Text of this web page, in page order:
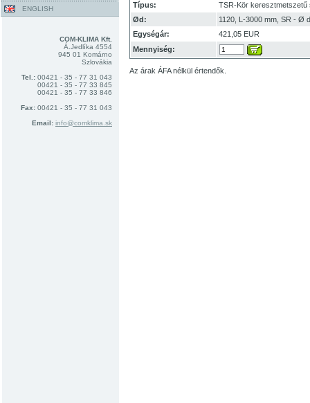
ENGLISH
COM-KLIMA Kft.
Á.Jedlíka 4554
945 01 Komárno
Szlovákia
Tel.: 00421 - 35 - 77 31 043
00421 - 35 - 77 33 845
00421 - 35 - 77 33 846
Fax: 00421 - 35 - 77 31 043
Email: info@comklima.sk
Típus:
TSR-Kör keresztmetszetű
Ød:
1120, L-3000 mm, SR - Ø
Egységár:
421,05 EUR
Mennyiség:
Az árak ÁFA nélkül értendők.